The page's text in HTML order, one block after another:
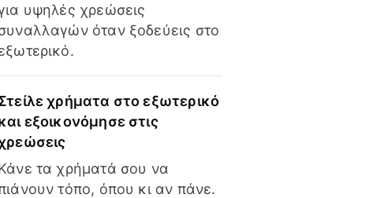
υψηλές χρεώσεις
όταν ξοδεύεις στο
χρήματα στο εξωτερικό
εξοικονόμησε στις
τα χρήματά σου να
τόπο, όπου κι αν πάνε.